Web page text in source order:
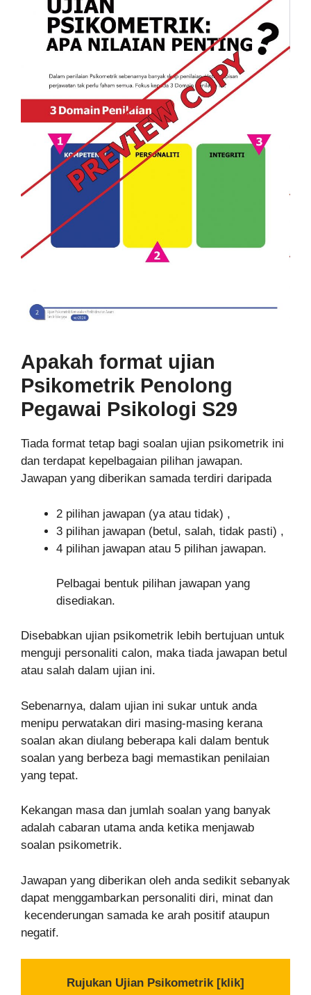
Apakah format ujian
Psikometrik Penolong
Pegawai Psikologi S29
Tiada format tetap bagi soalan ujian psikometrik ini
dan terdapat kepelbagaian pilihan jawapan.
Jawapan yang diberikan samada terdiri daripada
2 pilihan jawapan (ya atau tidak) ,
3 pilihan jawapan (betul, salah, tidak pasti) ,
4 pilihan jawapan atau 5 pilihan jawapan.
Pelbagai bentuk pilihan jawapan yang
disediakan.
Disebabkan ujian psikometrik lebih bertujuan untuk
menguji personaliti calon, maka tiada jawapan betul
atau salah dalam ujian ini.
Sebenarnya, dalam ujian ini sukar untuk anda
menipu perwatakan diri masing-masing kerana
soalan akan diulang beberapa kali dalam bentuk
soalan yang berbeza bagi memastikan penilaian
yang tepat.
Kekangan masa dan jumlah soalan yang banyak
adalah cabaran utama anda ketika menjawab
soalan psikometrik.
Jawapan yang diberikan oleh anda sedikit sebanyak
dapat menggambarkan personaliti diri, minat dan
kecenderungan samada ke arah positif ataupun
negatif.
Rujukan Ujian Psikometrik [klik]